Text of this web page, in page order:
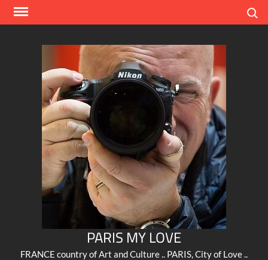
Skip
PARIS MY LOVE
FRANCE country of Art and Culture .. PARIS, City of Love ..